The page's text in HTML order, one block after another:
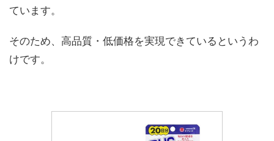
ています。
そのため、高品質・低価格を実現できているというわ
けです。